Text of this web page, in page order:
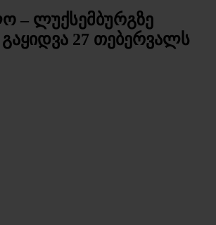
– ლუქსემბურგზე
27 თებერვალს